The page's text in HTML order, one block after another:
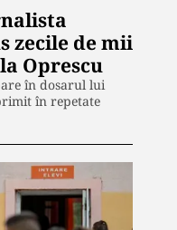
zecile de mii
Oprescu
în dosarul lui
în repetate